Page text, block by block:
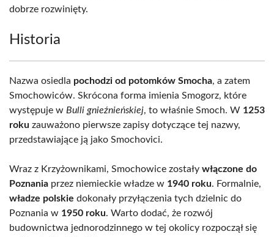
dobrze rozwinięty.
Historia
Nazwa osiedla pochodzi od potomków Smocha, a zatem
Smochowiców. Skrócona forma imienia Smogorz, które
występuje w Bulli gnieźnieńskiej, to właśnie Smoch. W 1253
roku zauważono pierwsze zapisy dotyczące tej nazwy,
przedstawiające ją jako Smochovici.
Wraz z Krzyżownikami, Smochowice zostały włączone do
Poznania przez niemieckie władze w 1940 roku. Formalnie,
władze polskie dokonały przyłączenia tych dzielnic do
Poznania w 1950 roku. Warto dodać, że rozwój
budownictwa jednorodzinnego w tej okolicy rozpoczął się